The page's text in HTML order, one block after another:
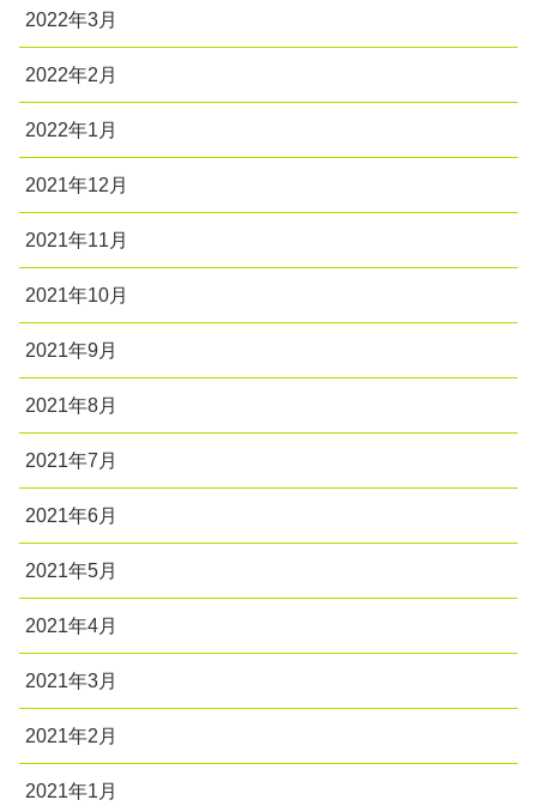
2022年3月
2022年2月
2022年1月
2021年12月
2021年11月
2021年10月
2021年9月
2021年8月
2021年7月
2021年6月
2021年5月
2021年4月
2021年3月
2021年2月
2021年1月